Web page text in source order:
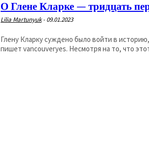
О Глене Кларке — тридцать
Lilia Martunyuk - 09.01.2023
Глену Кларку суждено было войти в
пишет vancouveryes. Несмотря на то, что